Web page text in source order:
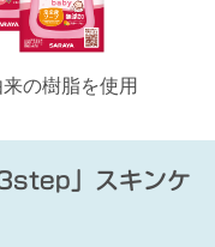
の樹脂を使用
」スキンケ